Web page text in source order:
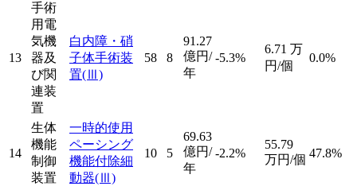
13
手術
用電
気機
器及
び関
連装
置
白内障・硝
子体手術装
置(Ⅲ)
58 8
91.27
億円/
年
-5.3%
6.71 万
円/個
0.0%
14
生体
機能
制御
装置
一時的使用
ペーシング
機能付除細
動器(Ⅲ)
10 5
69.63
億円/
年
-2.2%
55.79
万円/個 47.8%